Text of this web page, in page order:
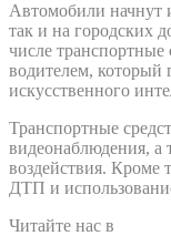
Автомобили начнут
так и на городских
числе транспортные
водителем, который
искусственного
Транспортные
видеонаблюдения, а
воздействия. Кроме
ДТП и
Читайте нас в